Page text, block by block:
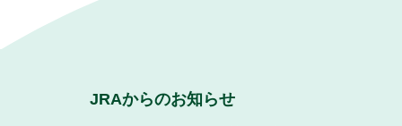
JRAからのお知らせ